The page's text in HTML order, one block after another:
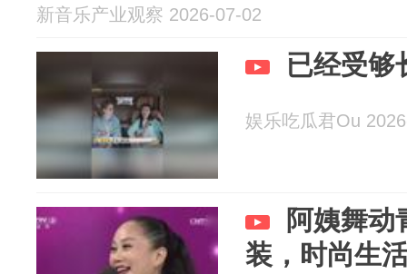
新音乐产业观察 2026-07-02
已经受够
娱乐吃瓜君Ou
阿姨舞动
装，时尚生